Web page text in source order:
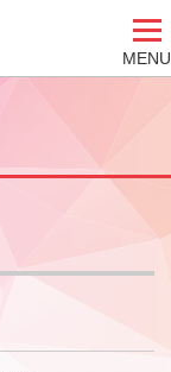
MENU